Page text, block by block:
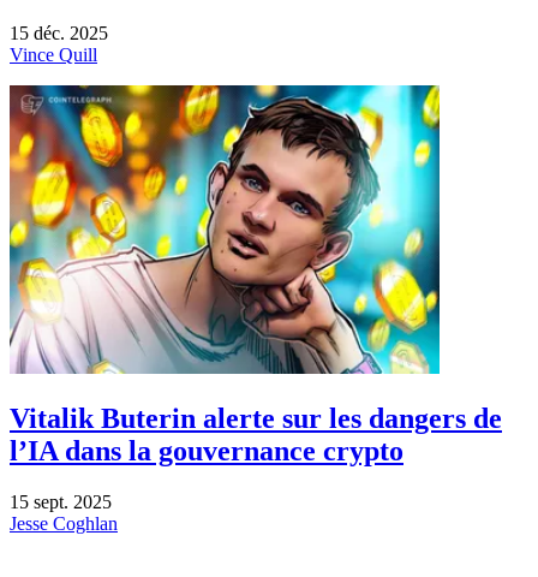
15 déc. 2025
Vince Quill
Vitalik Buterin alerte sur les dangers de
l’IA dans la gouvernance crypto
15 sept. 2025
Jesse Coghlan